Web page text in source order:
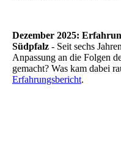
Dezember 2025:
Südpfalz - Seit sechs
Anpassung an die Folgen
gemacht? Was kam dabei
Erfahrungsbericht.